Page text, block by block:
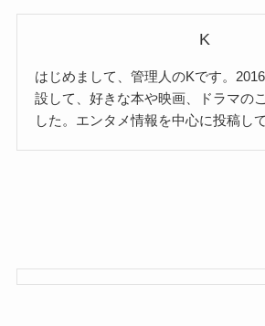
K
はじめまして、管理人のKです。
設して、好きな本や映画、ドラマの
した。エンタメ情報を中心に投稿し